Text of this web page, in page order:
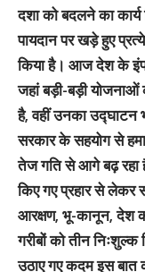
दशा को बदलने का
पायदान पर खड़े हुए
किया है। आज देश के
जहां बड़ी-बड़ी योजनाओं
है, वहीं उनका उद्घाटन
सरकार के सहयोग से
तेज गति से आगे बढ़ रहा
किए गए प्रहार से लेकर
आरक्षण, भू-कानून, देश
गरीबों को तीन निःशुल्क
उठाए गए कदम इस बात